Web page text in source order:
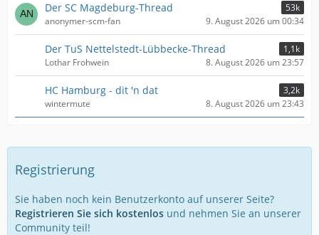
Der SC Magdeburg-Thread
53k
anonymer-scm-fan
9. August 2026 um 00:34
Der TuS Nettelstedt-Lübbecke-Thread
1,1k
Lothar Frohwein
8. August 2026 um 23:57
HC Hamburg - dit 'n dat
3,2k
wintermute
8. August 2026 um 23:43
Registrierung
Sie haben noch kein Benutzerkonto auf unserer Seite?
Registrieren Sie sich kostenlos und nehmen Sie an unserer
Community teil!